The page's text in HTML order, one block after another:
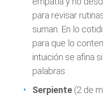
para revisar
suman. En lo
para que lo
intuición se afina
palabras
Serpiente (2 de